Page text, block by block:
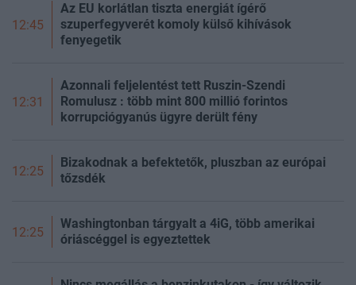
12:45
Az EU korlátlan tiszta energiát ígérő
szuperfegyverét komoly külső kihívások
fenyegetik
12:31
Azonnali feljelentést tett Ruszin-Szendi
Romulusz : több mint 800 millió forintos
korrupciógyanús ügyre derült fény
12:25
Bizakodnak a befektetők, pluszban az európai
tőzsdék
12:25
Washingtonban tárgyalt a 4iG, több amerikai
óriáscéggel is egyeztettek